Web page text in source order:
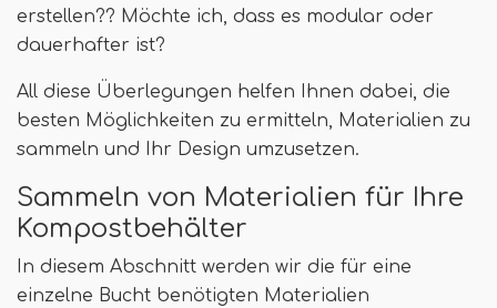
erstellen?? Möchte ich, dass es modular oder
dauerhafter ist?
All diese Überlegungen helfen Ihnen dabei, die
besten Möglichkeiten zu ermitteln, Materialien zu
sammeln und Ihr Design umzusetzen.
Sammeln von Materialien für Ihre
Kompostbehälter
In diesem Abschnitt werden wir die für eine
einzelne Bucht benötigten Materialien